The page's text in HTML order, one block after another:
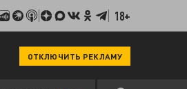
18+
ОТКЛЮЧИТЬ РЕКЛАМУ